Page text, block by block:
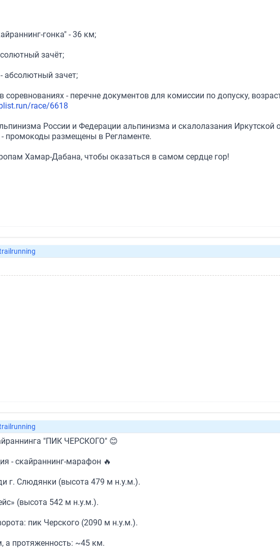
гонка" - 36 км;
зачёт;
зачет;
- перечне документов для комиссии по допуску,
race/6618
России и Федерации альпинизма и скалолазания Иркутской
промокоды размещены в Регламенте.
Хамар-Дабана, чтобы оказаться в самом сердце гор!
"ПИК ЧЕРСКОГО" 😊
- скайраннинг-марафон 🔥
г. Слюдянки (высота 479 м н.у.м.).
(высота 542 м н.у.м.).
пик Черского (2090 м н.у.м.).
протяженность: ~45 км.